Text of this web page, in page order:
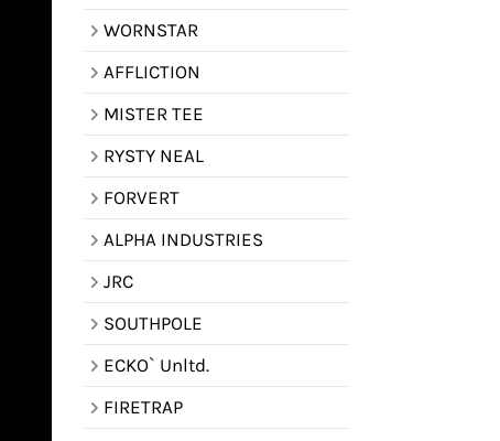
WORNSTAR
AFFLICTION
MISTER TEE
RYSTY NEAL
FORVERT
ALPHA INDUSTRIES
JRC
SOUTHPOLE
ECKO` Unltd.
FIRETRAP